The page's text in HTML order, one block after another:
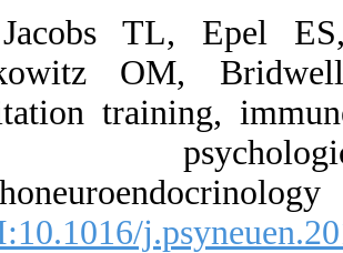
30.
and
[